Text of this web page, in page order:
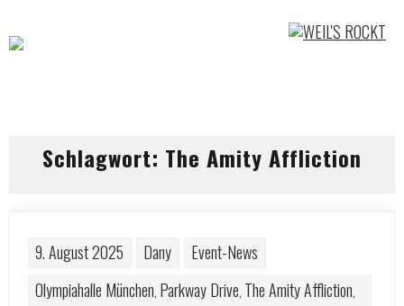
content
Schlagwort: The Amity Affliction
9. August 2025 Dany
Event-News
Olympiahalle München, Parkway Drive, The Amity Affliction,